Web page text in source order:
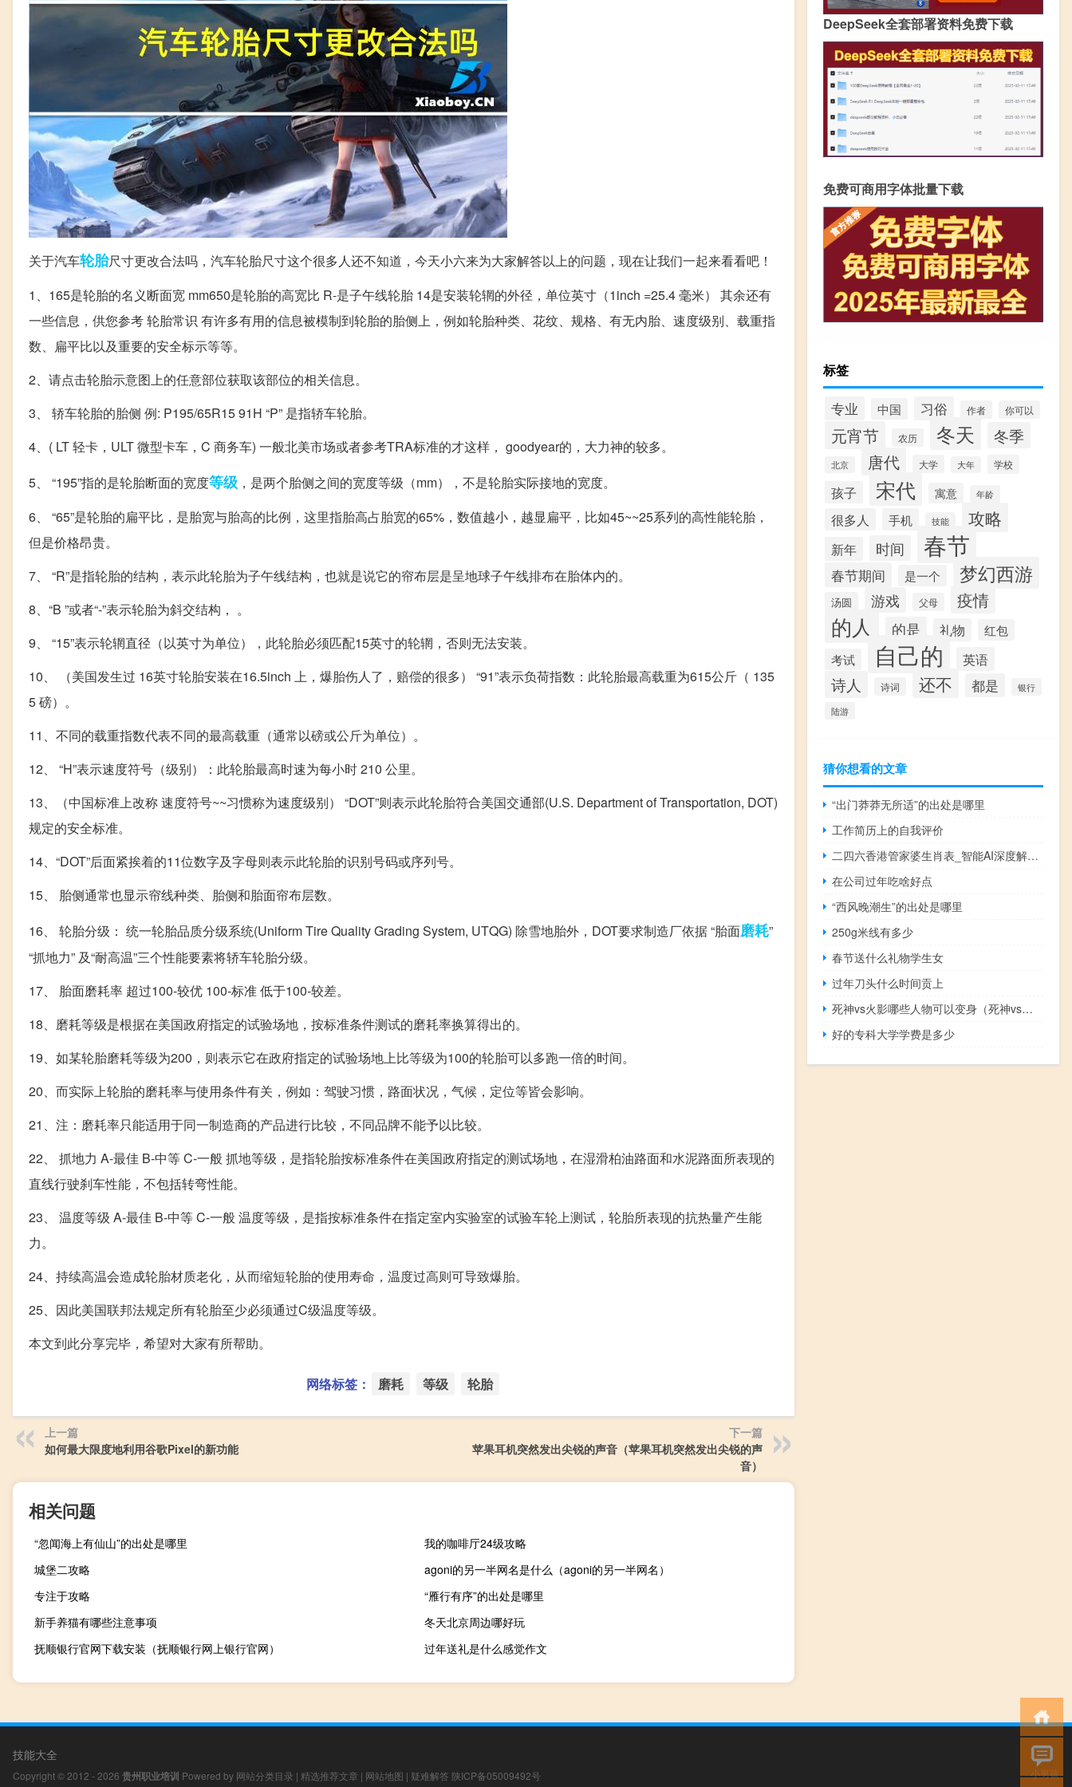
关于汽车轮胎尺寸更改合法吗，汽车轮胎尺寸这个很多人还不知道，今天小六来为大家解答以上的问题，现在让我们一起来看看吧！
1、165是轮胎的名义断面宽 mm650是轮胎的高宽比 R-是子午线轮胎 14是安装轮辋的外径，单位英寸（1inch =25.4 毫米） 其余还有
一些信息，供您参考 轮胎常识 有许多有用的信息被模制到轮胎的胎侧上，例如轮胎种类、花纹、规格、有无内胎、速度级别、载重指
数、扁平比以及重要的安全标示等等。
2、请点击轮胎示意图上的任意部位获取该部位的相关信息。
3、 轿车轮胎的胎侧 例: P195/65R15 91H “P” 是指轿车轮胎。
4、( LT 轻卡，ULT 微型卡车，C 商务车) 一般北美市场或者参考TRA标准的才这样， goodyear的，大力神的较多。
5、 “195”指的是轮胎断面的宽度等级 ，是两个胎侧之间的宽度等级（mm），不是轮胎实际接地的宽度。
6、 “65”是轮胎的扁平比，是胎宽与胎高的比例，这里指胎高占胎宽的65%，数值越小，越显扁平，比如45~~25系列的高性能轮胎，
但是价格昂贵。
7、 “R”是指轮胎的结构，表示此轮胎为子午线结构，也就是说它的帘布层是呈地球子午线排布在胎体内的。
8、“B ”或者“-”表示轮胎为斜交结构， 。
9、 “15”表示轮辋直径（以英寸为单位），此轮胎必须匹配15英寸的轮辋，否则无法安装。
10、 （美国发生过 16英寸轮胎安装在16.5inch 上，爆胎伤人了，赔偿的很多） “91”表示负荷指数：此轮胎最高载重为615公斤（ 135
5 磅）。
11、不同的载重指数代表不同的最高载重（通常以磅或公斤为单位）。
12、 “H”表示速度符号（级别）：此轮胎最高时速为每小时 210 公里。
13、（中国标准上改称 速度符号~~习惯称为速度级别） “DOT”则表示此轮胎符合美国交通部(U.S. Department of Transportation, DOT)
规定的安全标准。
14、“DOT”后面紧挨着的11位数字及字母则表示此轮胎的识别号码或序列号。
15、 胎侧通常也显示帘线种类、胎侧和胎面帘布层数。
16、 轮胎分级： 统一轮胎品质分级系统(Uniform Tire Quality Grading System, UTQG) 除雪地胎外，DOT要求制造厂依据 “胎面磨耗”
“抓地力” 及“耐高温”三个性能要素将轿车轮胎分级。
17、 胎面磨耗率 超过100-较优 100-标准 低于100-较差。
18、磨耗等级是根据在美国政府指定的试验场地，按标准条件测试的磨耗率换算得出的。
19、如某轮胎磨耗等级为200，则表示它在政府指定的试验场地上比等级为100的轮胎可以多跑一倍的时间。
20、而实际上轮胎的磨耗率与使用条件有关，例如：驾驶习惯，路面状况，气候，定位等皆会影响。
21、注：磨耗率只能适用于同一制造商的产品进行比较，不同品牌不能予以比较。
22、 抓地力 A-最佳 B-中等 C-一般 抓地等级，是指轮胎按标准条件在美国政府指定的测试场地，在湿滑柏油路面和水泥路面所表现的
直线行驶刹车性能，不包括转弯性能。
23、 温度等级 A-最佳 B-中等 C-一般 温度等级，是指按标准条件在指定室内实验室的试验车轮上测试，轮胎所表现的抗热量产生能
力。
24、持续高温会造成轮胎材质老化，从而缩短轮胎的使用寿命，温度过高则可导致爆胎。
25、因此美国联邦法规定所有轮胎至少必须通过C级温度等级。
本文到此分享完毕，希望对大家有所帮助。
网络标签： 磨耗 等级 轮胎
上一篇
如何最大限度地利用谷歌Pixel的新功能
下一篇
苹果耳机突然发出尖锐的声音（苹果耳机突然发出尖锐的声
音）
相关问题
“忽闻海上有仙山”的出处是哪里
我的咖啡厅24级攻略
城堡二攻略
agoni的另一半网名是什么（agoni的另一半网名）
专注于攻略
“雁行有序”的出处是哪里
新手养猫有哪些注意事项
冬天北京周边哪好玩
抚顺银行官网下载安装（抚顺银行网上银行官网）
过年送礼是什么感觉作文
DeepSeek全套部署资料免费下载
免费可商用字体批量下载
标签
专业 中国 习俗 作者 你可以
元宵节 农历 冬天 冬季
北京 唐代 大学 大年 学校
孩子 宋代 寓意 年龄
很多人 手机 技能 攻略
新年 时间 春节
春节期间 是一个 梦幻西游
汤圆 游戏 父母 疫情
的人 的是 礼物
红包
考试
自己的 英语
诗人 诗词 还不 都是
银行
陆游
猜你想看的文章
“出门莽莽无所适”的出处是哪里
工作简历上的自我评价
二四六香港管家婆生肖表_智能AI深度解析_百家号版v47.08.255
在公司过年吃啥好点
“西风晚潮生”的出处是哪里
250g米线有多少
春节送什么礼物学生女
过年刀头什么时间贡上
死神vs火影哪些人物可以变身（死神vs火影变身人物有哪些）
好的专科大学学费是多少
技能大全
Copyright © 2012 - 2026 贵州职业培训 Powered by 网站分类目录 | 精选推荐文章 | 网站地图 | 疑难解答 陕ICP备05009492号 小男孩